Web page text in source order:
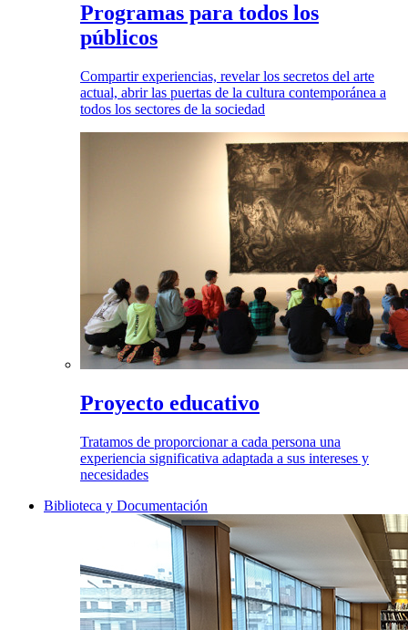
Programas para todos los
públicos
Compartir experiencias, revelar los secretos del arte
actual, abrir las puertas de la cultura contemporánea a
todos los sectores de la sociedad
Proyecto educativo
Tratamos de proporcionar a cada persona una
experiencia significativa adaptada a sus intereses y
necesidades
Biblioteca y Documentación